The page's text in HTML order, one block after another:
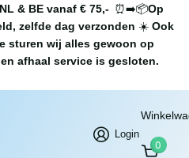
& BE vanaf € 75,-⏰➡️📦Op
zelfde dag verzonden ☀️ Ook
sturen wij alles gewoon op
afhaal service is gesloten.
Login
0